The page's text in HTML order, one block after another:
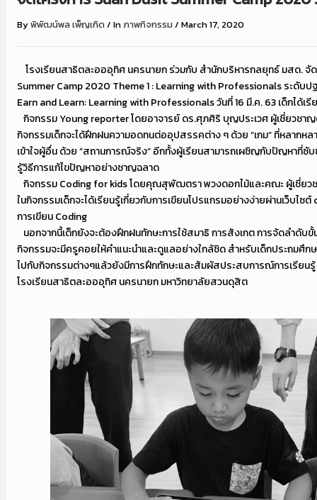
Byพิพัฒน์พล เพ็ญเกิด / Inภาพกิจกรรม / March 17, 2020
โรงเรียนสาธิตละอออุทิศ นครนายก ร่วมกับ สำนักบริหารกลยุทธ์ มสด. จั
Summer Camp 2020 Theme 1 : Learning with Professionals ระดับป
Earn and Learn: Learning with Professionals วันที่ 16 มี.ค. 63 เด็กได้เรี
กิจกรรม Young reporter โดยอาจารย์ ดร.ศุภศิริ บุญประเวศ ผู้เชี่ยวชา
กิจกรรมเด็กจะได้ฝึกฝนความอดทนต่ออุปสรรคต่าง ๆ ด้วย “เกม” ที่หลากหล
เข้าใจผู้อื่น ด้วย “สถานการณ์จริง” อีกทั้งผู้เรียนสามารถเผชิญกับปัญหาที่ซับ
รู้วิธีการแก้ไขปัญหาอย่างชาญฉลาด
กิจกรรม Coding for kids โดยคุณสุพัฒตรา พวงดอกไม้และคณะ ผู้เชี่ยว
ในกิจกรรมเด็กจะได้เรียนรู้เกี่ยวกับการเขียนโปรแกรมอย่างง่ายผ่านเว็บไซ
การเขียน Coding
นอกจากนี้เด็กยังจะต้องฝึกฝนทักษะการใช้สมาธิ การสังเกต การจัดลำดับ
กิจกรรมจะมีครูคอยให้คำแนะนำและดูแลอย่างใกล้ชิด สำหรับเด็กประถมศึก
ไปกับกิจกรรมต่างๆแล้วยังมีการฝึกทักษะและสัมผัสประสบการณ์การเรียน
โรงเรียนสาธิตละอออุทิศ นครนายก มหาวิทยาลัยสวนดุสิต